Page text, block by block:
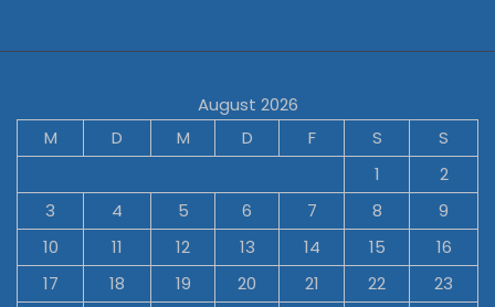
August 2026
M
D M D F S
S
1
2
3
4 5 6 7 8
9
10
11 12 13 14 15
16
17
18 19 20 21 22
23